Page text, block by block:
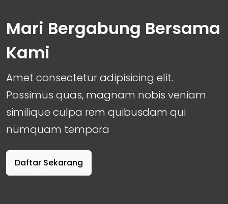
Mari Bergabung Bersama
Kami
Amet consectetur adipisicing elit.
Possimus quas, magnam nobis veniam
similique culpa rem quibusdam qui
numquam tempora
Daftar Sekarang